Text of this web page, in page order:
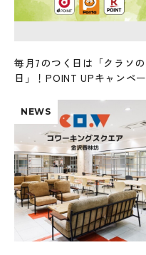
毎月7のつく日は「クラソの
日」！POINT UPキャンペー
NEWS